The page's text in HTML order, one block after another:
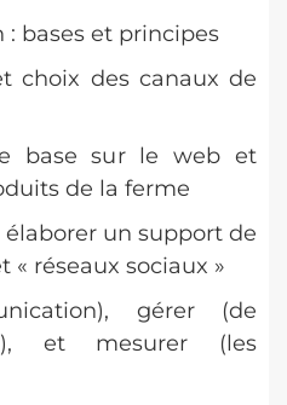
bases et principes
choix des canaux de
base sur le web et
de la ferme
un support de
réseaux sociaux »
gérer (de
et mesurer (les